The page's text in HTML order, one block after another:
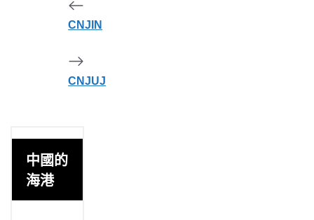
CNJIN
CNJUJ
中國的
海港